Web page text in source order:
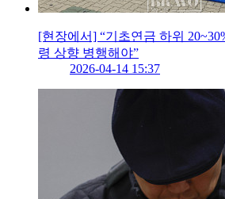
[현장에서] “기초연금 하위
령 상향 병행해야”
2026-04-14 15:37